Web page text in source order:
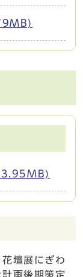
3.95MB)
壇展にぎわ
画後期策定